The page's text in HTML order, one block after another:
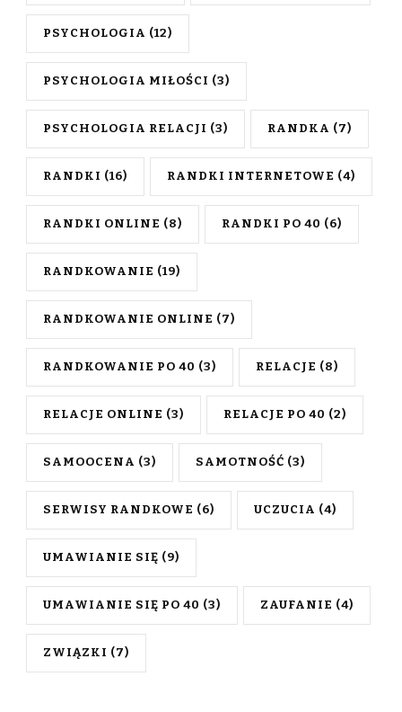
PSYCHOLOGIA (12)
PSYCHOLOGIA MIŁOŚCI (3)
PSYCHOLOGIA RELACJI (3) RANDKA (7)
RANDKI (16) RANDKI INTERNETOWE (4)
RANDKI ONLINE (8) RANDKI PO 40 (6)
RANDKOWANIE (19)
RANDKOWANIE ONLINE (7)
RANDKOWANIE PO 40 (3) RELACJE (8)
RELACJE ONLINE (3) RELACJE PO 40 (2)
SAMOOCENA (3) SAMOTNOŚĆ (3)
SERWISY RANDKOWE (6) UCZUCIA (4)
UMAWIANIE SIĘ (9)
UMAWIANIE SIĘ PO 40 (3) ZAUFANIE (4)
ZWIĄZKI (7)